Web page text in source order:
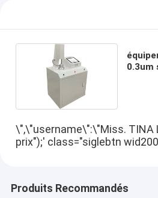
0.3um
\",\"username\":\"Miss. TINA
prix");' class="siglebtn
Produits Recommandés